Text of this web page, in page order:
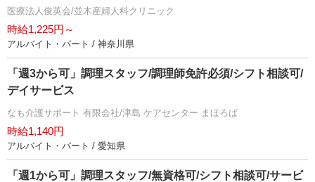
医療法人俊英会/並木産婦人科クリニック
時給1,225円～
アルバイト・パート / 神奈川県
「週3から可」調理スタッフ/調理師免許必須/シフト相談可/
デイサービス
なも介護サポート 有限会社/津島 ケアセンター まほろば
時給1,140円
アルバイト・パート / 愛知県
「週1から可」調理スタッフ/無資格可/シフト相談可/サービ